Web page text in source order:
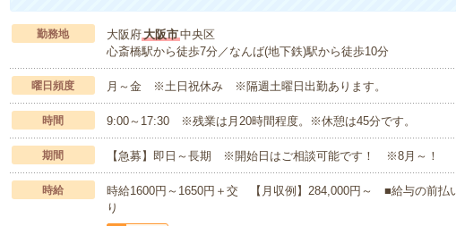
勤務地 大阪府大阪市中央区
心斎橋駅から徒歩7分／なんば(地下鉄)駅から徒歩10分
曜日頻度 月～金 ※土日祝休み ※隔週土曜日出勤あります。
時間 9:00～17:30 ※残業は月20時間程度。※休憩は45分です。
期間 【急募】即日～長期 ※開始日はご相談可能です！ ※8月～！
時給
時給1600円～1650円＋交 【月収例】284,000円～ ■給与の前払
り